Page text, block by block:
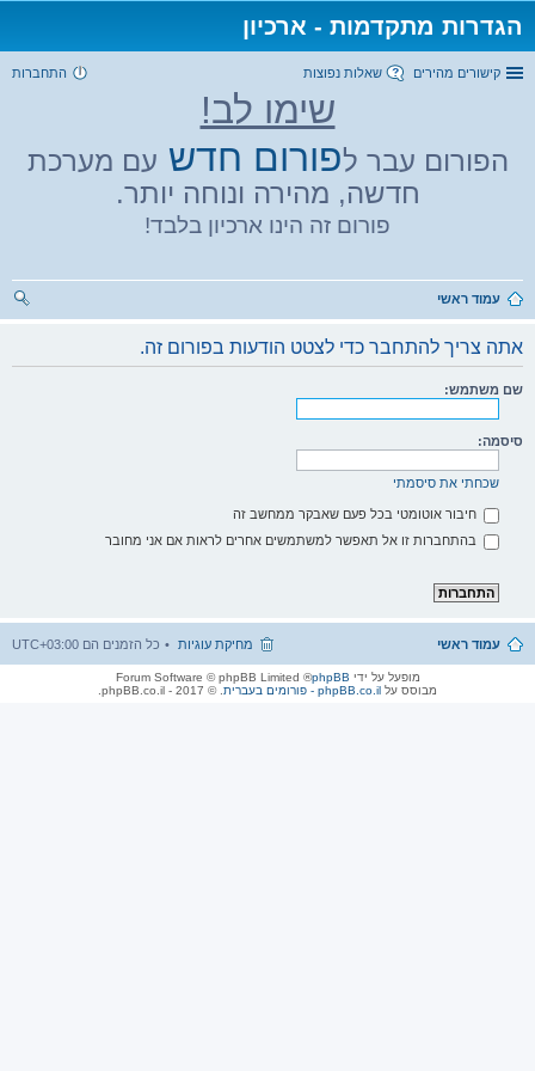
הגדרות מתקדמות - ארכיון
קישורים מהירים שאלות נפוצות התחברות
שימו לב!
הפורום עבר לפורום חדש עם מערכת
חדשה, מהירה ונוחה יותר.
פורום זה הינו ארכיון בלבד!
עמוד ראשי
אתה צריך להתחבר כדי לצטט הודעות בפורום זה.
שם משתמש:
סיסמה:
שכחתי את סיסמתי
חיבור אוטומטי בכל פעם שאבקר ממחשב זה
בהתחברות זו אל תאפשר למשתמשים אחרים לראות אם אני מחובר
עמוד ראשי כל הזמנים הם UTC+03:00 מחיקת עוגיות
מופעל על ידי phpBB
® Forum Software © phpBB Limited
מבוסס על phpBB.co.il - פורומים בעברית . © 2017 - phpBB.co.il.